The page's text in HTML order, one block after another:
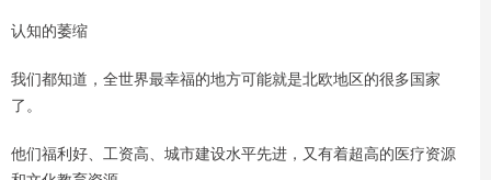
认知的萎缩
我们都知道，全世界最幸福的地方可能就是北欧地区的很多国家
了。
他们福利好、工资高、城市建设水平先进，又有着超高的医疗资源